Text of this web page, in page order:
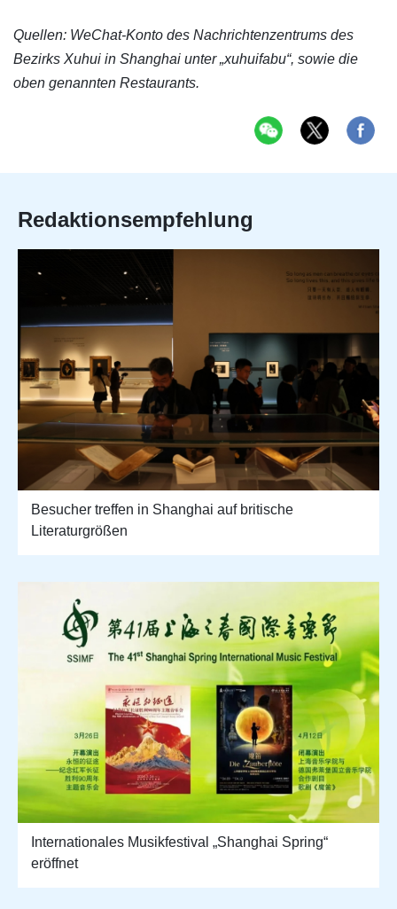
Quellen: WeChat-Konto des Nachrichtenzentrums des
Bezirks Xuhui in Shanghai unter „xuhuifabu“, sowie die
oben genannten Restaurants.
Redaktionsempfehlung
Besucher treffen in Shanghai auf britische
Literaturgrößen
Internationales Musikfestival „Shanghai Spring“
eröffnet